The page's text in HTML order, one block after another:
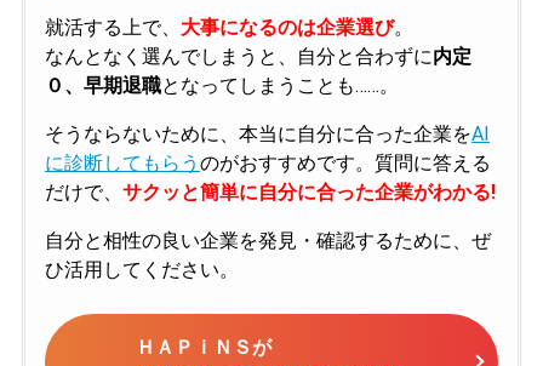
就活する上で、 大事になるのは企業選び。
なんとなく選んでしまうと、自分と合わずに内定
０、早期退職となってしまうことも……。
そうならないために、本当に自分に合った企業をAI
に診断してもらう のがおすすめです。質問に答える
だけで、 サクッと簡単に自分に合った企業がわかる!
自分と相性の良い企業を発見・確認するために、ぜ
ひ活用してください。
ＨＡＰｉＮＳが